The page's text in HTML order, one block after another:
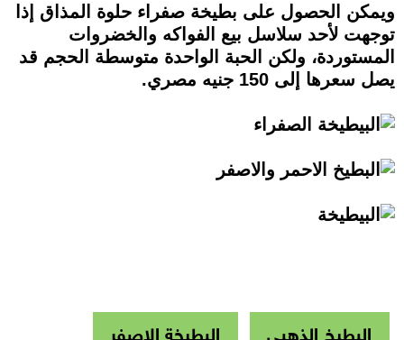
ويمكن الحصول على بطيخة صفراء حلوة المذاق إذا
توجهت لأحد سلاسل بيع الفواكه والخضروات
المستوردة، ولكن الحبة الواحدة متوسطة الحجم قد
يصل سعرها إلى 150 جنيه مصري.
البطيخ الذهبي البطيخة الاصفر